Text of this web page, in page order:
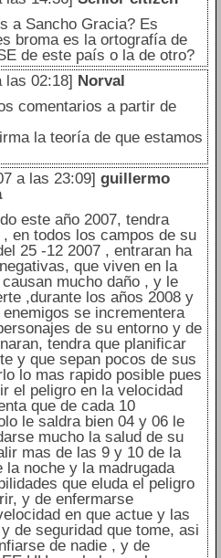
a Sancho Gracia? Es
broma es la ortografía de
de este país o la de otro?
las 02:18] Norval
comentarios a partir de
la teoría de que estamos
a las 23:09] guillermo
este año 2007, tendra
en todos los campos de su
25 -12 2007 , entraran ha
que viven en la
mucho daño , y le
,durante los años 2008 y
se incrementera
de su entorno y de
tendra que planificar
y que sepan pocos de sus
lo mas rapido posible pues
el peligro en la velocidad
que de cada 10
le saldra bien 04 y 06 le
mucho la salud de su
mas de las 9 y 10 de la
la noche y la madrugada
que eluda el peligro
y de enfermarse
en que actue y las
de seguridad que tome, asi
de nadie , y de